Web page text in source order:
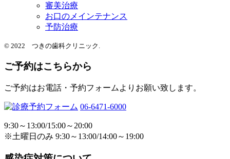
審美治療
お口のメインテナンス
予防治療
© 2022 つきの歯科クリニック.
ご予約はこちらから
ご予約はお電話・予約フォームよりお願い致します。
06-6471-6000
9:30～13:00/15:00～20:00
※土曜日のみ 9:30～13:00/14:00～19:00